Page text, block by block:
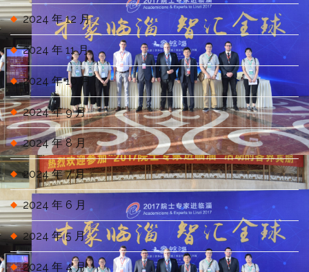
2024 年 12 月
2024 年 11 月
2024 年 10 月
2024 年 9 月
2024 年 8 月
2024 年 7 月
2024 年 6 月
2024 年 5 月
2024 年 4 月